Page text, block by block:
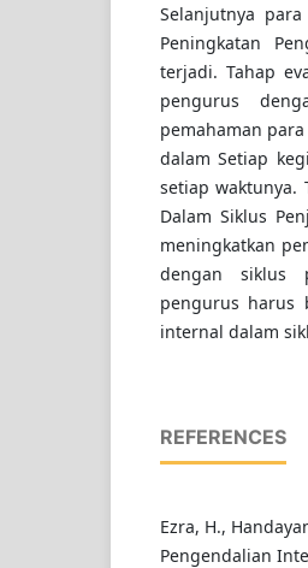
Selanjutnya
Peningkatan
terjadi. Tahap
pengurus
pemahaman
dalam Setiap
setiap waktunya.
Dalam Siklus
meningkatkan
dengan siklus
pengurus harus
internal dalam
REFERENCES
Ezra, H.,
Pengendalian